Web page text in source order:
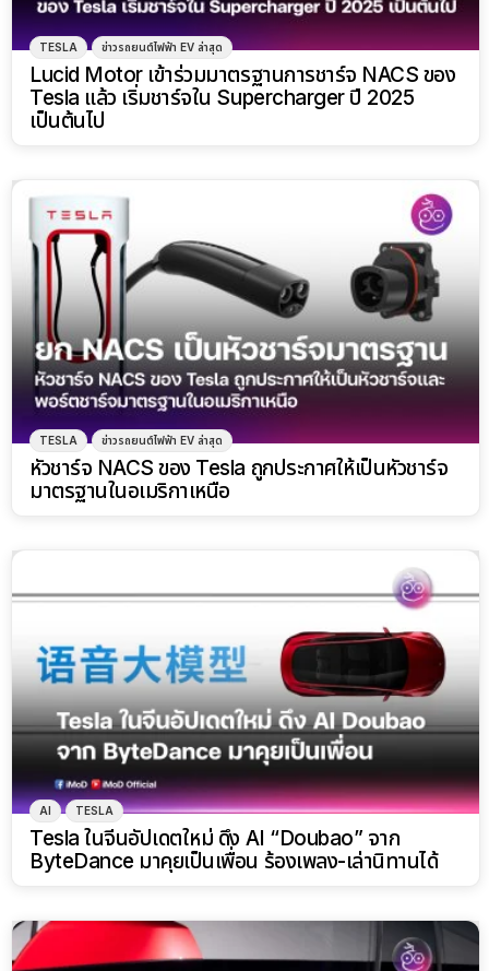
TESLA ข่าวรถยนต์ไฟฟ้า EV ล่าสุด
Lucid Motor เข้าร่วมมาตรฐานการชาร์จ NACS ของ
Tesla แล้ว เริ่มชาร์จใน Supercharger ปี 2025
เป็นต้นไป
TESLA ข่าวรถยนต์ไฟฟ้า EV ล่าสุด
หัวชาร์จ NACS ของ Tesla ถูกประกาศให้เป็นหัวชาร์จ
มาตรฐานในอเมริกาเหนือ
AI TESLA
Tesla ในจีนอัปเดตใหม่ ดึง AI “Doubao” จาก
ByteDance มาคุยเป็นเพื่อน ร้องเพลง-เล่านิทานได้